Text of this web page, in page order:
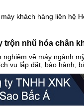
khách hàng liên hệ
nhũ hóa chân
về máy ngành
vụ lắp đặt, bảo hành,